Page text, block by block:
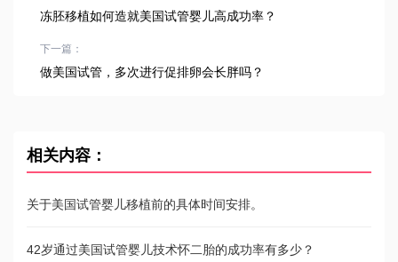
冻胚移植如何造就美国试管婴儿高成功率？
下一篇：
做美国试管，多次进行促排卵会长胖吗？
相关内容：
关于美国试管婴儿移植前的具体时间安排。
42岁通过美国试管婴儿技术怀二胎的成功率有多少？